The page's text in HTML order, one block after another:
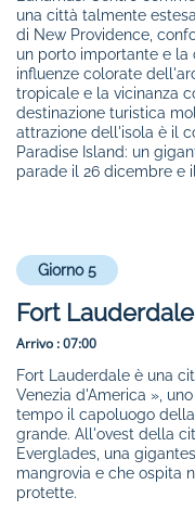
una città talmente
di New Providence,
un porto importante e
influenze colorate
tropicale e la vicinanza
destinazione turistica
attrazione dell'isola è il
Paradise Island: un
parade il 26 dicembre e
Giorno 5
Fort Lauderdale
Arrivo :07:00
Fort Lauderdale è una
Venezia d'America »,
tempo il capoluogo
grande. All'ovest della
Everglades, una
mangrovia e che ospita
protette.